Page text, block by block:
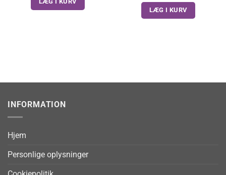
LÆG I KURV
INFORMATION
Hjem
Personlige oplysninger